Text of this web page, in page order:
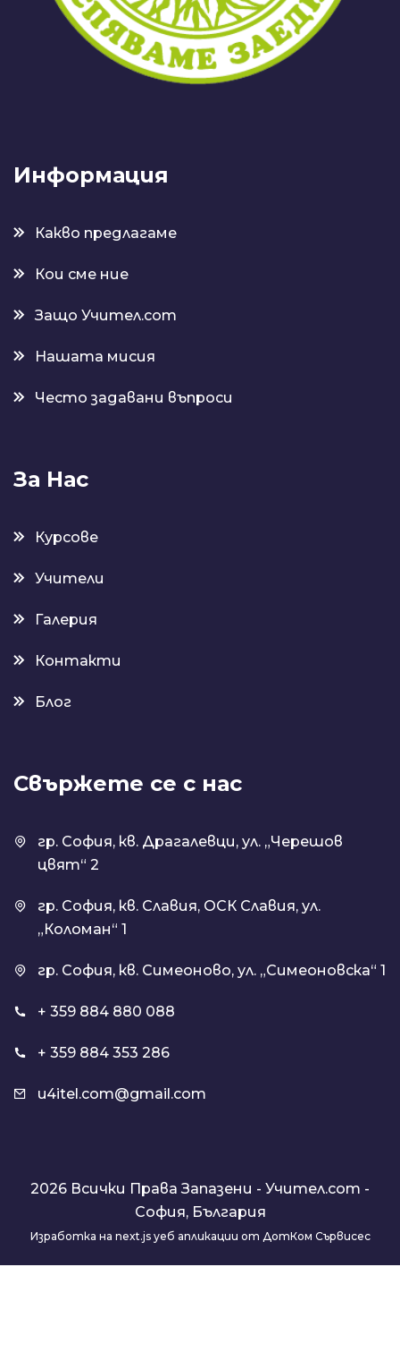
Информация
Какво предлагаме
Кои сме ние
Защо Учител.com
Нашата мисия
Често задавани въпроси
За Нас
Курсове
Учители
Галерия
Контакти
Блог
Свържете се с нас
гр. София, кв. Драгалевци, ул. „Черешов
цвят“ 2
гр. София, кв. Славия, ОСК Славия, ул.
„Коломан“ 1
гр. София, кв. Симеоново, ул. „Симеоновска“ 1
+ 359 884 880 088
+ 359 884 353 286
u4itel.com@gmail.com
2026 Всички Права Запазени - Учител.com -
София, България
Изработка на next.js уеб апликации от ДотКом Сървисес